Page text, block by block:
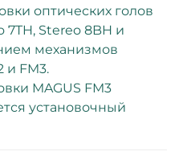
оптических голов
7TH, Stereo 8BH и
механизмов
и FM3.
MAGUS FM3
установочный